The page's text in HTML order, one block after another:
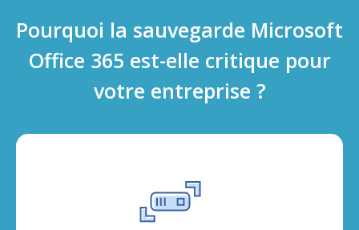
Pourquoi la sauvegarde Microsoft
Office 365 est-elle critique pour
votre entreprise ?